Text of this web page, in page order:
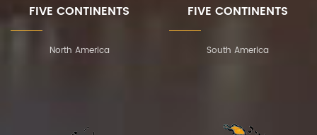
FIVE CONTINENTS
North America
FIVE CONTINENTS
South America